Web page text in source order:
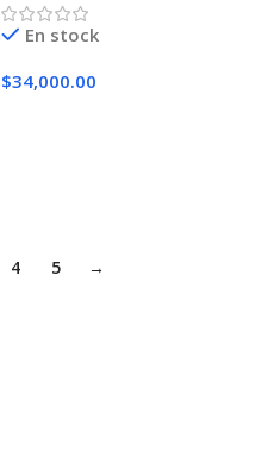
En stock
$34,000.00
4 5 →